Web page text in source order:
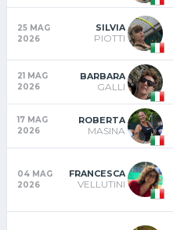
25 MAG
2026
SILVIA
PIOTTI
21 MAG
2026
BARBARA
GALLI
17 MAG
2026
ROBERTA
MASINA
04 MAG
2026
FRANCESCA
VELLUTINI